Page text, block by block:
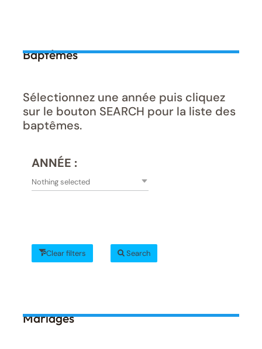
Baptêmes
Sélectionnez une année puis cliquez
sur le bouton SEARCH pour la liste des
baptêmes.
ANNÉE :
Nothing selected
Clear filters Search
Mariages